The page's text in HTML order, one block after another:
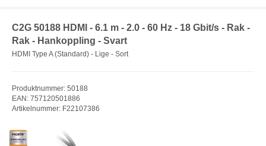
C2G 50188 HDMI - 6.1 m - 2.0 - 60 Hz - 18 Gbit/s - Rak -
Rak - Hankoppling - Svart
HDMI Type A (Standard) - Lige - Sort
Produktnummer: 50188
EAN: 757120501886
Artikelnummer: F22107386